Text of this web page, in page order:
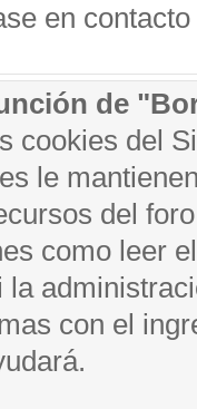
en
de
cookies del
le
del
como leer
la
con el